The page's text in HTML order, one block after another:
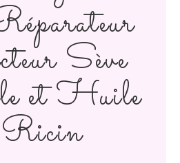
Sève
et Huile
Ricin